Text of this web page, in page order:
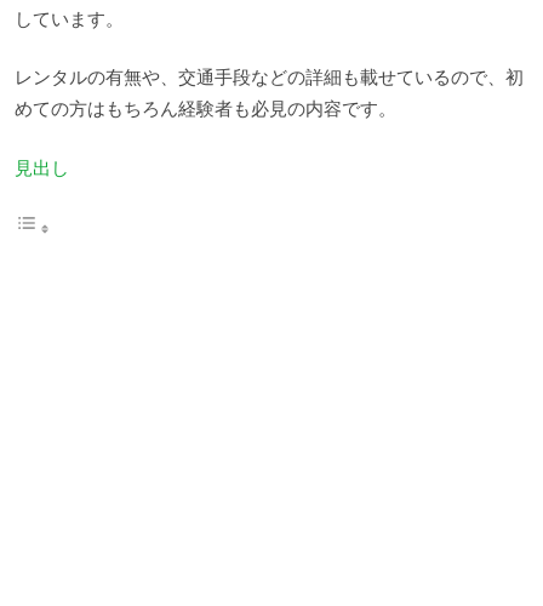
しています。
レンタルの有無や、交通手段などの詳細も載せているので、初
めての方はもちろん経験者も必見の内容です。
見出し